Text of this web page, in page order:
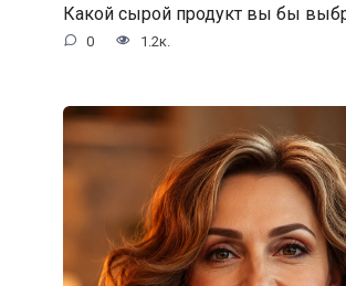
Какой сырой продукт вы бы
0 1.2к.